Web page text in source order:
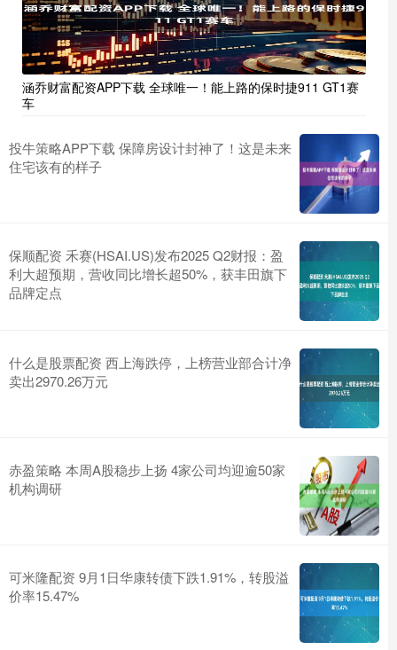
涵乔财富配资APP下载 全球唯一！能上路的保时捷911 GT1赛
车
投牛策略APP下载 保障房设计封神了！这是未来
住宅该有的样子
保顺配资 禾赛(HSAI.US)发布2025 Q2财报：盈
利大超预期，营收同比增长超50%，获丰田旗下
品牌定点
什么是股票配资 西上海跌停，上榜营业部合计净
卖出2970.26万元
赤盈策略 本周A股稳步上扬 4家公司均迎逾50家
机构调研
可米隆配资 9月1日华康转债下跌1.91%，转股溢
价率15.47%